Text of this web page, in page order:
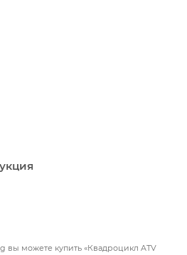
вы можете купить «Квадроцикл ATV